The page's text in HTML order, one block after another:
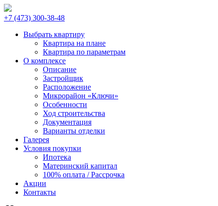
+7 (473) 300-38-48
Выбрать квартиру
Квартира на плане
Квартира по параметрам
О комплексе
Описание
Застройщик
Расположение
Микрорайон «Ключи»
Особенности
Ход строительства
Документация
Варианты отделки
Галерея
Условия покупки
Ипотека
Материнский капитал
100% оплата / Рассрочка
Акции
Контакты